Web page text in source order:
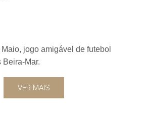
jogo amigável de futebol
Beira-Mar.
VER MAIS